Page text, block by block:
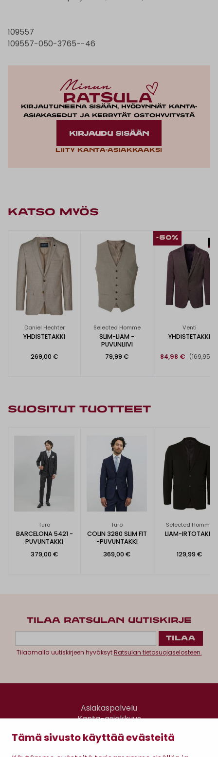
Tämä sivusto käyttää evästeitä
109557
109557-050-3765--46
Kirjautuneena sisään, hyödynnät kanta-
asiakasedut ja kerrytät ostohyvitystä
KIRJAUDU SISÄÄN
Liity kanta-asiakkaaksi
KATSO MYÖS
Daniel Hechter
YHDISTETAKKI
269,00 €
Selected Homme
SLIM-LIAM -
PUVUNLIIVI
79,99 €
-50%
Venti
YHDISTETAKKI
84,98 € (169,95 €)
SUOSITUT TUOTTEET
Turo
BARCELONA 5421 -
PUVUNTAKKI
379,00 €
Turo
COLIN 3280 SLIM FIT
-PUVUNTAKKI
369,00 €
Selected Homme
LIAM-IRTOTAKKI
129,99 €
TILAA RATSULAN UUTISKIRJE
Tilaamalla uutiskirjeen hyväksytRatsulan tietosuojaselosteen.
Asiakaspalvelu
Kanta-asiakkuus
Gomee Ratsula Café